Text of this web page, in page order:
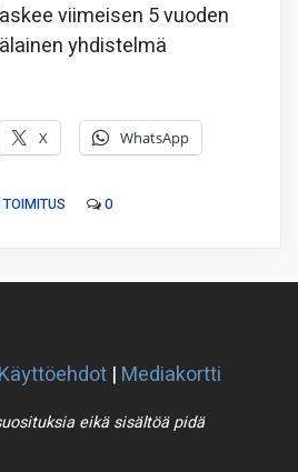
viimeisen 5 vuoden
yhdistelmä
X WhatsApp
0
Käyttöehdot | Mediakortti
eikä sisältöä pidä